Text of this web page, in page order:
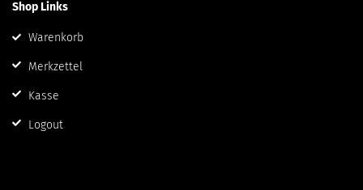
Shop Links
Warenkorb
Merkzettel
Kasse
Logout